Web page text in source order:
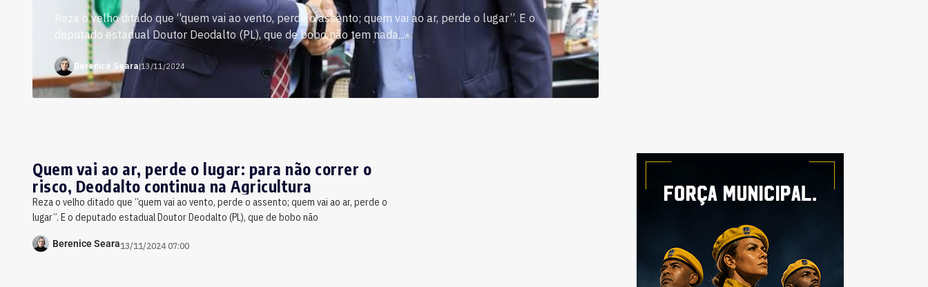
Reza o velho ditado que “quem vai ao vento, perde o assento; quem vai ao ar, perde o lugar”. E o
deputado estadual Doutor Deodalto (PL), que de bobo não tem nada,...
Berenice Seara|13/11/2024
Quem vai ao ar, perde o lugar: para não correr o
risco, Deodalto continua na Agricultura
Reza o velho ditado que “quem vai ao vento, perde o assento; quem vai ao ar, perde o
lugar”. E o deputado estadual Doutor Deodalto (PL), que de bobo não
Berenice Seara13/11/2024 07:00